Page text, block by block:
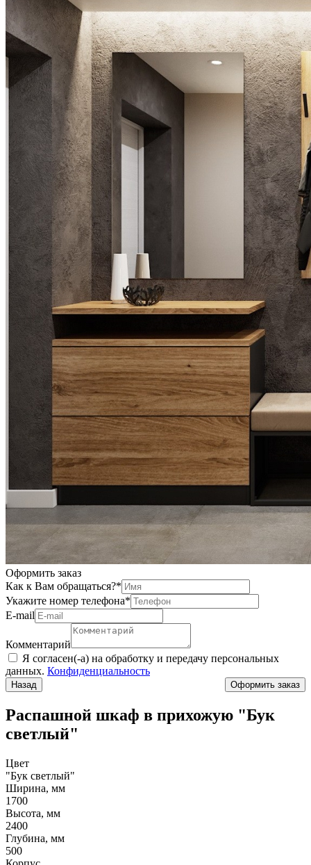
Оформить заказ
Как к Вам обращаться?*
Укажите номер телефона*
Е-mail
Комментарий
Я согласен(-а) на обработку и передачу персональных
данных. Конфиденциальность
Назад
Распашной шкаф в прихожую "Бук
светлый"
Цвет
"Бук светлый"
Ширина, мм
1700
Высота, мм
2400
Глубина, мм
500